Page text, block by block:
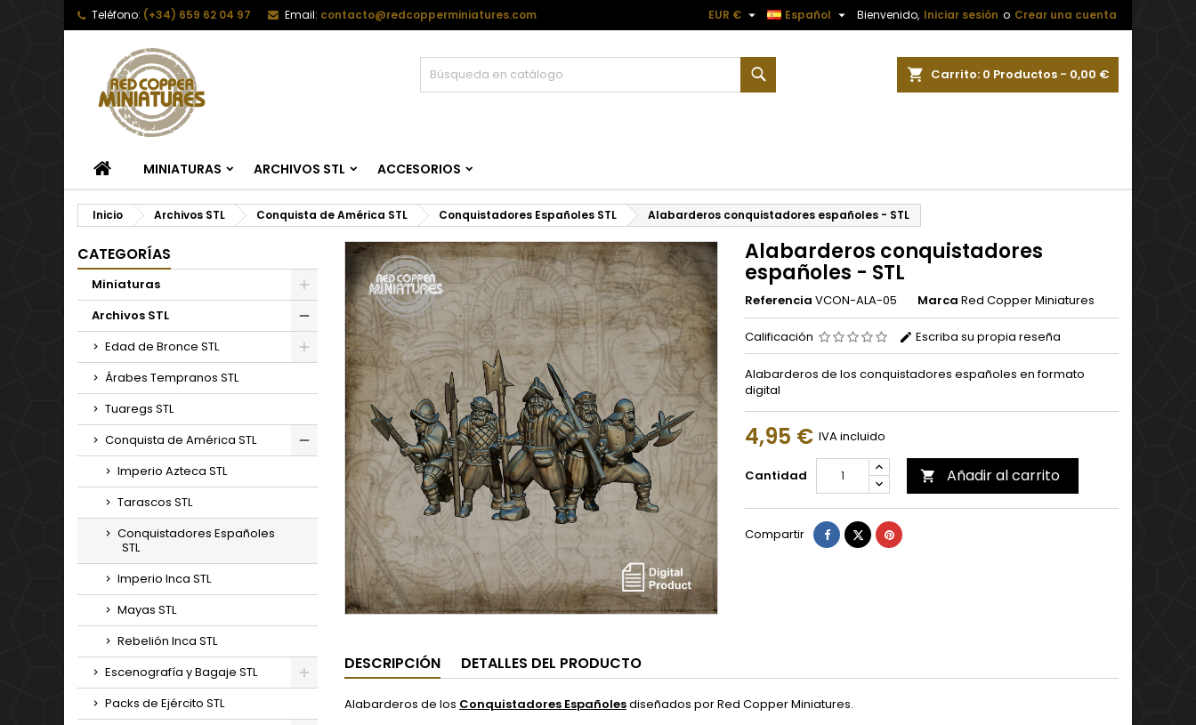
Teléfono: (+34) 659 62 04 97 Email: contacto@redcopperminiatures.com Bienvenido, Iniciar sesión o Crear una cuenta
Español 
EUR € 
Carrito 0 Productos - 0,00 €
INICIOMINIATURAS ARCHIVOS STL ACCESORIOS
Inicio Archivos STL Conquista de América STL Conquistadores Españoles STL Alabarderos conquistadores españoles - STL
CATEGORÍAS
Miniaturas
Archivos STL
Edad de Bronce STL
Árabes Tempranos STL
Tuaregs STL
Conquista de América STL
Imperio Azteca STL
Tarascos STL
Conquistadores Españoles
STL
Imperio Inca STL
Mayas STL
Rebelión Inca STL
Escenografía y Bagaje STL
Packs de Ejército STL
Alabarderos conquistadores
españoles - STL
Referencia VCON-ALA-05 Marca Red Copper Miniatures
Calificación Escriba su propia reseña
Alabarderos de los conquistadores españoles en formato
digital
4,95 € IVA incluido
Cantidad  Añadir al carrito
Compartir Compartir
TuitearPinterest
DESCRIPCIÓN DETALLES DEL PRODUCTO
Alabarderos de los Conquistadores Españolesdiseñados por Red Copper Miniatures.